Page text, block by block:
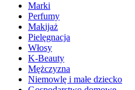
Marki
Perfumy
Makijaż
Pielęgnacja
Włosy
K-Beauty
Mężczyzna
Niemowlę i małe dziecko